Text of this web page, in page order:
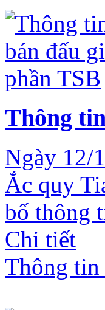
Thông
Ngày 12/
Ắc quy
bố thông
Chi tiết
Thông tin